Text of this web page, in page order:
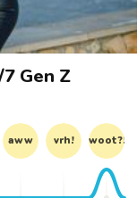
Gen Z
aww vrh! woot?!